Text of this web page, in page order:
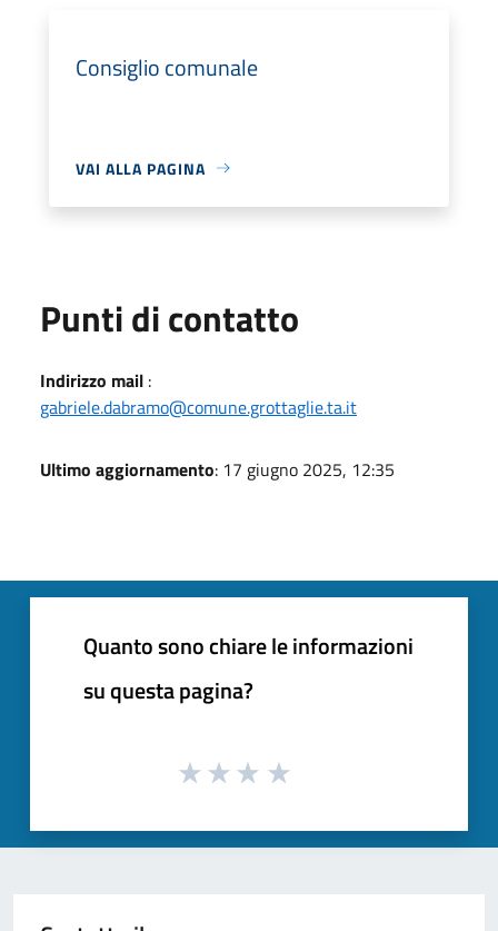
Consiglio comunale
VAI ALLA PAGINA
Punti di contatto
Indirizzo mail :
gabriele.dabramo@comune.grottaglie.ta.it
Ultimo aggiornamento: 17 giugno 2025, 12:35
Quanto sono chiare le informazioni
su questa pagina?